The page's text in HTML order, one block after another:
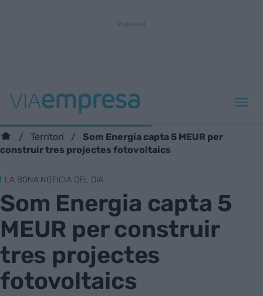
Territori
Som Energia capta 5 MEUR per
construir tres projectes fotovoltaics
LA BONA NOTICIA DEL DIA
Som Energia capta 5
MEUR per construir
tres projectes
fotovoltaics